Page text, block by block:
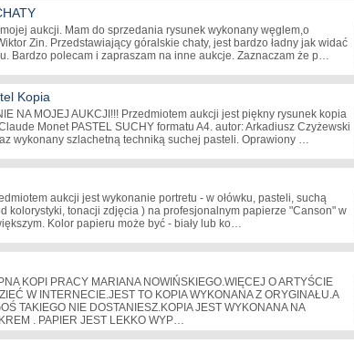
aukcji. Mam do sprzedania rysunek wykonany węglem,o
Zin. Przedstawiający góralskie chaty, jest bardzo ładny jak widać
Bardzo polecam i zapraszam na inne aukcje. Zaznaczam że p…
Kopia
NA MOJEJ AUKCJI!!! Przedmiotem aukcji jest piękny rysunek kopia
Monet PASTEL SUCHY formatu A4. autor: Arkadiusz Czyżewski
wykonany szlachetną techniką suchej pasteli. Oprawiony …
aukcji jest wykonanie portretu - w ołówku, pasteli, suchą
kolorystyki, tonacji zdjęcia ) na profesjonalnym papierze "Canson" w
Kolor papieru może być - biały lub ko…
KOPI PRACY MARIANA NOWIŃSKIEGO.WIĘCEJ O ARTYŚCIE
W INTERNECIE.JEST TO KOPIA WYKONANA Z ORYGINAŁU.A
TAKIEGO NIE DOSTANIESZ.KOPIA JEST WYKONANA NA
. PAPIER JEST LEKKO WYP…